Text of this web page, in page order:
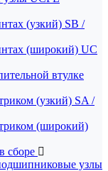
(узкий) SB /
(широкий) UC
втулке
(узкий) SA /
(широкий)
сборе
узлы